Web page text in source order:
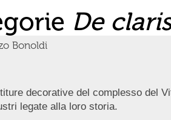
De
Bonoldi
decorative del complesso del
legate alla loro storia.